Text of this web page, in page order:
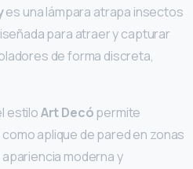
es una lámpara atrapa insectos
para atraer y capturar
de forma discreta,
estiloArt Decópermite
aplique de pared en zonas
moderna y